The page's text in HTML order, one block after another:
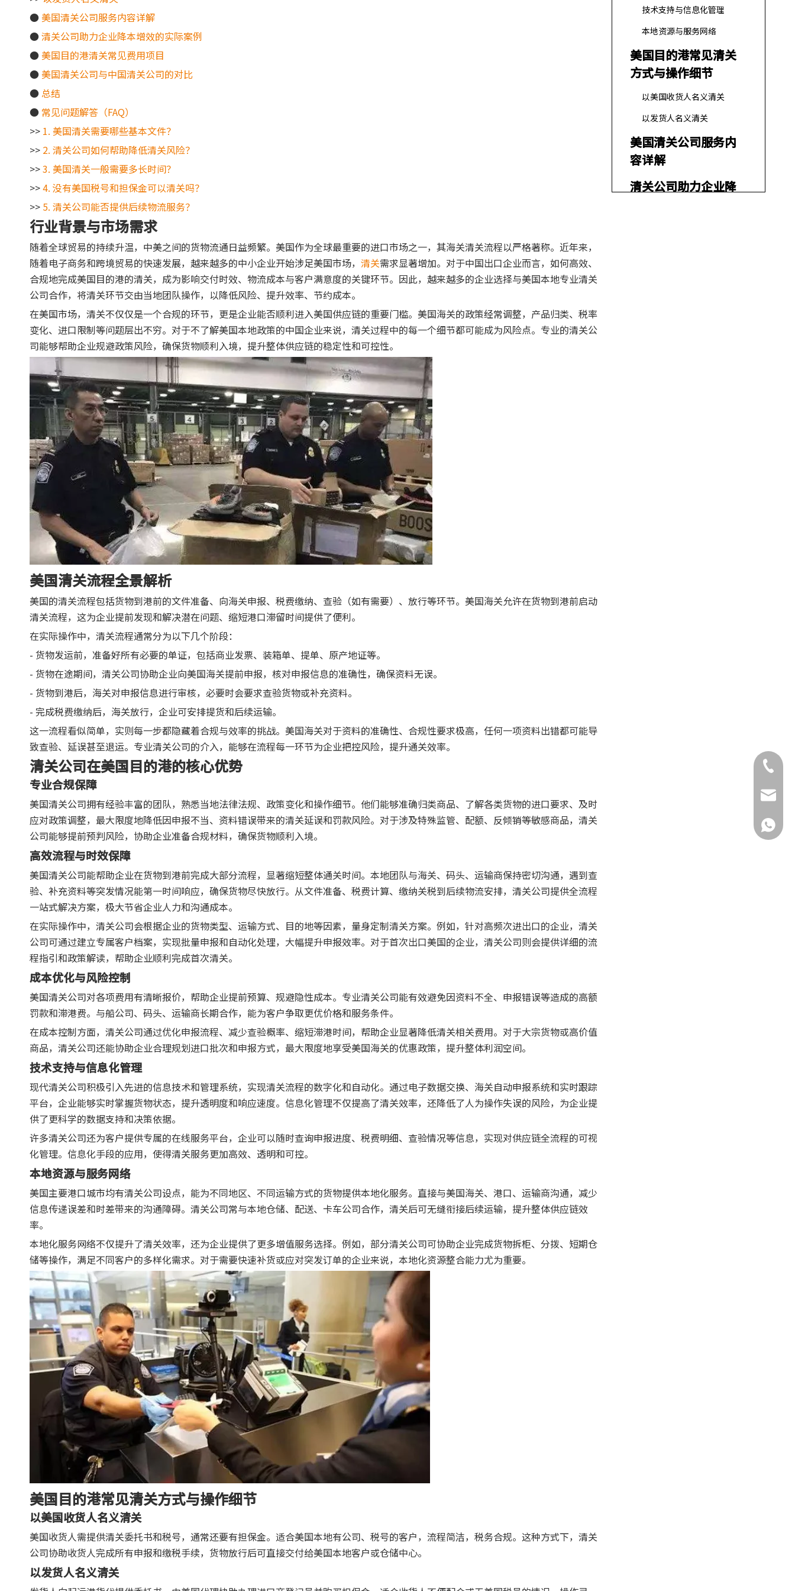
● 美国清关公司服务内容详解
●清关公司助力企业降本增效的实际案例
● 美国目的港清关常见费用项目
● 美国清关公司与中国清关公司的对比
● 总结
● 常见问题解答（FAQ）
>> 1. 美国清关需要哪些基本文件？
>> 2. 清关公司如何帮助降低清关风险？
>>3. 美国清关一般需要多长时间？
>>4. 没有美国税号和担保金可以清关吗？
>> 5. 清关公司能否提供后续物流服务？
行业背景与市场需求
随着全球贸易的持续升温，中美之间的货物流通日益频繁。美国作为全球最重要的进口市场之一，其海关清关流程以严格著称。近年来，
随着电子商务和跨境贸易的快速发展，越来越多的中小企业开始涉足美国市场， 清关需求显著增加。对于中国出口企业而言，如何高效、
合规地完成美国目的港的清关，成为影响交付时效、物流成本与客户满意度的关键环节。因此，越来越多的企业选择与美国本地专业清关
公司合作，将清关环节交由当地团队操作，以降低风险、提升效率、节约成本。
在美国市场，清关不仅仅是一个合规的环节，更是企业能否顺利进入美国供应链的重要门槛。美国海关的政策经常调整，产品归类、税率
变化、进口限制等问题层出不穷。对于不了解美国本地政策的中国企业来说，清关过程中的每一个细节都可能成为风险点。专业的清关公
司能够帮助企业规避政策风险，确保货物顺利入境，提升整体供应链的稳定性和可控性。
美国清关流程全景解析
美国的清关流程包括货物到港前的文件准备、向海关申报、税费缴纳、查验（如有需要）、放行等环节。美国海关允许在货物到港前启动
清关流程，这为企业提前发现和解决潜在问题、缩短港口滞留时间提供了便利。
在实际操作中，清关流程通常分为以下几个阶段：
- 货物发运前，准备好所有必要的单证，包括商业发票、装箱单、提单、原产地证等。
- 货物在途期间，清关公司协助企业向美国海关提前申报，核对申报信息的准确性，确保资料无误。
- 货物到港后，海关对申报信息进行审核，必要时会要求查验货物或补充资料。
- 完成税费缴纳后，海关放行，企业可安排提货和后续运输。
这一流程看似简单，实则每一步都隐藏着合规与效率的挑战。美国海关对于资料的准确性、合规性要求极高，任何一项资料出错都可能导
致查验、延误甚至退运。专业清关公司的介入，能够在流程每一环节为企业把控风险，提升通关效率。
清关公司在美国目的港的核心优势
专业合规保障
美国清关公司拥有经验丰富的团队，熟悉当地法律法规、政策变化和操作细节。他们能够准确归类商品、了解各类货物的进口要求、及时
应对政策调整，最大限度地降低因申报不当、资料错误带来的清关延误和罚款风险。对于涉及特殊监管、配额、反倾销等敏感商品，清关
公司能够提前预判风险，协助企业准备合规材料，确保货物顺利入境。
高效流程与时效保障
美国清关公司能帮助企业在货物到港前完成大部分流程，显著缩短整体通关时间。本地团队与海关、码头、运输商保持密切沟通，遇到查
验、补充资料等突发情况能第一时间响应，确保货物尽快放行。从文件准备、税费计算、缴纳关税到后续物流安排，清关公司提供全流程
一站式解决方案，极大节省企业人力和沟通成本。
在实际操作中，清关公司会根据企业的货物类型、运输方式、目的地等因素，量身定制清关方案。例如，针对高频次进出口的企业，清关
公司可通过建立专属客户档案，实现批量申报和自动化处理，大幅提升申报效率。对于首次出口美国的企业，清关公司则会提供详细的流
程指引和政策解读，帮助企业顺利完成首次清关。
成本优化与风险控制
美国清关公司对各项费用有清晰报价，帮助企业提前预算、规避隐性成本。专业清关公司能有效避免因资料不全、申报错误等造成的高额
罚款和滞港费。与船公司、码头、运输商长期合作，能为客户争取更优价格和服务条件。
在成本控制方面，清关公司通过优化申报流程、减少查验概率、缩短滞港时间，帮助企业显著降低清关相关费用。对于大宗货物或高价值
商品，清关公司还能协助企业合理规划进口批次和申报方式，最大限度地享受美国海关的优惠政策，提升整体利润空间。
技术支持与信息化管理
现代清关公司积极引入先进的信息技术和管理系统，实现清关流程的数字化和自动化。通过电子数据交换、海关自动申报系统和实时跟踪
平台，企业能够实时掌握货物状态，提升透明度和响应速度。信息化管理不仅提高了清关效率，还降低了人为操作失误的风险，为企业提
供了更科学的数据支持和决策依据。
许多清关公司还为客户提供专属的在线服务平台，企业可以随时查询申报进度、税费明细、查验情况等信息，实现对供应链全流程的可视
化管理。信息化手段的应用，使得清关服务更加高效、透明和可控。
本地资源与服务网络
美国主要港口城市均有清关公司设点，能为不同地区、不同运输方式的货物提供本地化服务。直接与美国海关、港口、运输商沟通，减少
信息传递误差和时差带来的沟通障碍。清关公司常与本地仓储、配送、卡车公司合作，清关后可无缝衔接后续运输，提升整体供应链效
率。
本地化服务网络不仅提升了清关效率，还为企业提供了更多增值服务选择。例如，部分清关公司可协助企业完成货物拆柜、分拨、短期仓
储等操作，满足不同客户的多样化需求。对于需要快速补货或应对突发订单的企业来说，本地化资源整合能力尤为重要。
美国目的港常见清关方式与操作细节
以美国收货人名义清关
美国收货人需提供清关委托书和税号，通常还要有担保金。适合美国本地有公司、税号的客户，流程简洁，税务合规。这种方式下，清关
公司协助收货人完成所有申报和缴税手续，货物放行后可直接交付给美国本地客户或仓储中心。
以发货人名义清关
技术支持与信息化管理
本地资源与服务网络
美国目的港常见清关
方式与操作细节
以美国收货人名义清关
以发货人名义清关
美国清关公司服务内
容详解
清关公司助力企业降
+86-
+86-